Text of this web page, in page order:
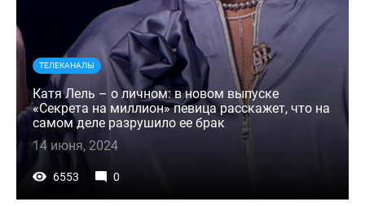
ТЕЛЕКАНАЛЫ
Катя Лель – о личном: в новом выпуске
«Секрета на миллион» певица расскажет, что на
самом деле разрушило ее брак
14 июня, 2024
6553 0